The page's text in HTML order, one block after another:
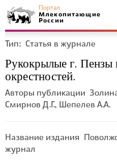
Портал
Млекопитающие
России
Тип: Статья в журнале
Рукокрылые г. Пензы
окрестностей.
Авторы публикации
Смирнов Д.Г., Шепелев А.А.
Название издания
журнал